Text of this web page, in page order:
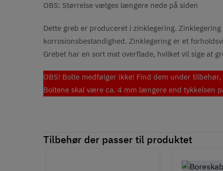
OBS: Størrelse vælges længere nede på siden
Dette greb er produceret i zinklegering.
korrosionsbestandighed. Zinklegering er et
Grebet har en sort mat overflade, hvilket vil sige at
OBS! Bolte medfølger ikke! Find dem under
Boltene skal være ca. 4 mm længere end tykkelsen
Tilbehør der passer til produktet